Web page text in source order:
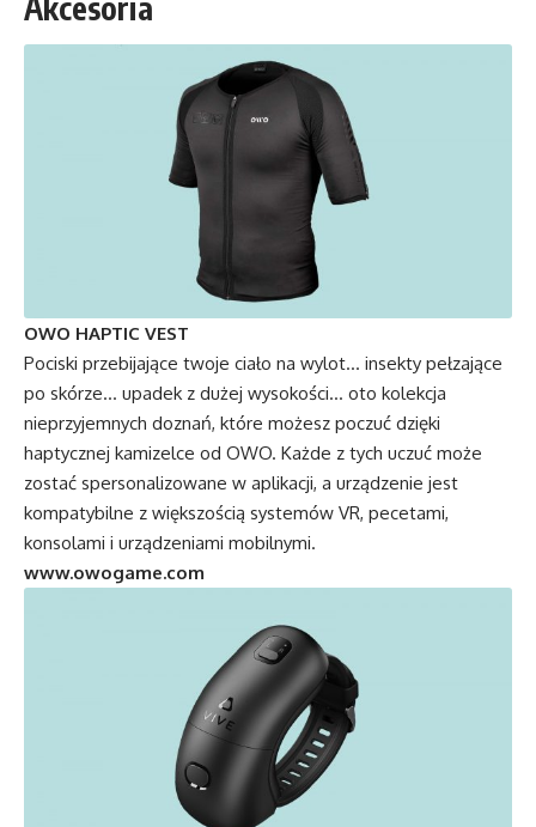
OWO HAPTIC VEST
Pociski przebijające twoje ciało na wylot… insekty pełzające
po skórze… upadek z dużej wysokości… oto kolekcja
nieprzyjemnych doznań, które możesz poczuć dzięki
haptycznej kamizelce od OWO. Każde z tych uczuć może
zostać spersonalizowane w aplikacji, a urządzenie jest
kompatybilne z większością systemów VR, pecetami,
konsolami i urządzeniami mobilnymi.
www.owogame.com